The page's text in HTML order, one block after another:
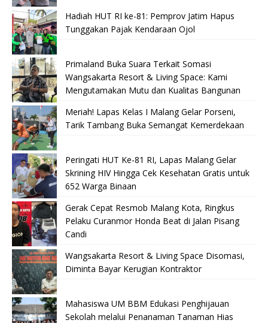
Hadiah HUT RI ke-81: Pemprov Jatim Hapus
Tunggakan Pajak Kendaraan Ojol
Primaland Buka Suara Terkait Somasi
Wangsakarta Resort & Living Space: Kami
Mengutamakan Mutu dan Kualitas Bangunan
Meriah! Lapas Kelas I Malang Gelar Porseni,
Tarik Tambang Buka Semangat Kemerdekaan
Peringati HUT Ke-81 RI, Lapas Malang Gelar
Skrining HIV Hingga Cek Kesehatan Gratis untuk
652 Warga Binaan
Gerak Cepat Resmob Malang Kota, Ringkus
Pelaku Curanmor Honda Beat di Jalan Pisang
Candi
Wangsakarta Resort & Living Space Disomasi,
Diminta Bayar Kerugian Kontraktor
Mahasiswa UM BBM Edukasi Penghijauan
Sekolah melalui Penanaman Tanaman Hias